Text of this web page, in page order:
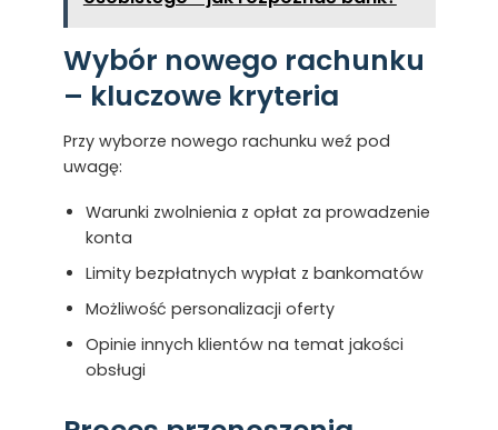
Wybór nowego rachunku
– kluczowe kryteria
Przy wyborze nowego rachunku weź pod
uwagę:
Warunki zwolnienia z opłat za prowadzenie
konta
Limity bezpłatnych wypłat z bankomatów
Możliwość personalizacji oferty
Opinie innych klientów na temat jakości
obsługi